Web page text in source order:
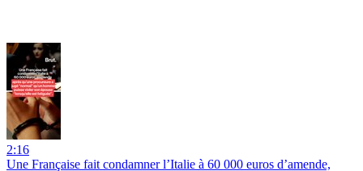
2:16
Une Française fait condamner l’Italie à 60 000 euros d’amende,